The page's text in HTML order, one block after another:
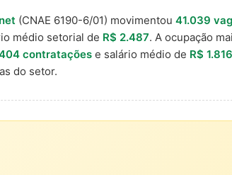
(CNAE 6190-6/01) movimentou 41.039
médio setorial de R$ 2.487. A ocupação
contratações e salário médio de R$ 1.816
do setor.